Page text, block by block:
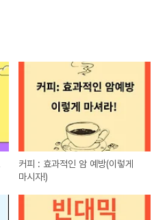
커피 : 효과적인 암 예방(이렇게
마시자!)